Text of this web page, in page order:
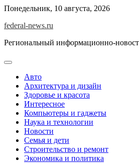
Skip
content
Понедельник, 10 августа, 2026
federal-news.ru
Региональный информационно-
Авто
Архитектура и дизайн
Здоровье и красота
Интересное
Компьютеры и гаджеты
Наука и технологии
Новости
Семья и дети
Строительство и ремонт
Экономика и политика